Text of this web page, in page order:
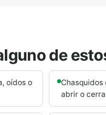
de
oídos o
abrir o